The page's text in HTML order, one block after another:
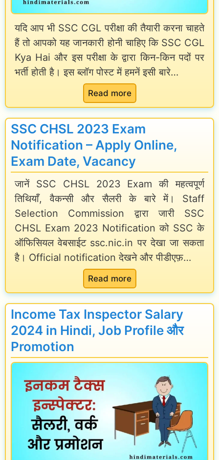
m
p
l
o
y
e
e
सै
री
की
ग
ण
ना
कै
से
क
रें
?
a
v
a
l
d
a
r
E
x
m
2
0
2
3
:
o
t
i
f
c
i
n
,
यदि आप भी SSC CGL परीक्षा की तैयारी करना चाहते
हैं तो आपको यह जानकारी होनी चाहिए कि SSC CGL
Kya Hai और इस परीक्षा के द्वारा किन-किन पदों पर
भर्ती होती है। इस ब्लॉग पोस्ट में हमनें इसी बारे…
Read more:
S
S
C
G
L
K
y
a
H
i
|
S
S
C
F
l
l
SSC CHSL 2023 Exam
Notification – Apply Online,
Exam Date, Vacancy
जानें SSC CHSL 2023 Exam की महत्वपूर्ण
तिथियाँ, वैकन्सी और सैलरी के बारे में। Staff
Selection Commission द्वारा जारी SSC
CHSL Exam 2023 Notification को SSC के
ऑफिसियल वेबसाईट ssc.nic.in पर देखा जा सकता
है। Official notification देखने और पीडीएफ़…
Read more:
S
S
C
H
2
2
Income Tax Inspector Salary
2024 in Hindi, Job Profile और
Promotion